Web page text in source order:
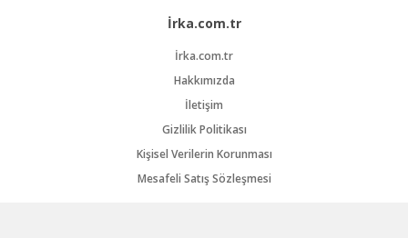
İrka.com.tr
İrka.com.tr
Hakkımızda
İletişim
Gizlilik Politikası
Kişisel Verilerin Korunması
Mesafeli Satış Sözleşmesi